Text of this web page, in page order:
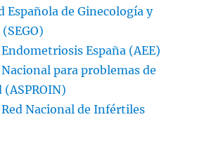
Española de Ginecología y
España (AEE)
para problemas de
Nacional de Infértiles